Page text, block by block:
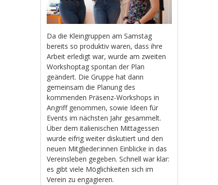
Da die Kleingruppen am Samstag
bereits so produktiv waren, dass ihre
Arbeit erledigt war, wurde am zweiten
Workshoptag spontan der Plan
geändert. Die Gruppe hat dann
gemeinsam die Planung des
kommenden Präsenz-Workshops in
Angriff genommen, sowie Ideen für
Events im nächsten Jahr gesammelt.
Über dem italienischen Mittagessen
wurde eifrig weiter diskutiert und den
neuen Mitglieder:innen Einblicke in das
Vereinsleben gegeben. Schnell war klar:
es gibt viele Möglichkeiten sich im
Verein zu engagieren.